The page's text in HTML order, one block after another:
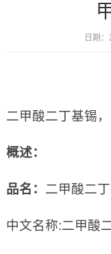
日期
二甲酸二丁基锡
概述：
品名： 二甲酸二
中文名称:二甲酸